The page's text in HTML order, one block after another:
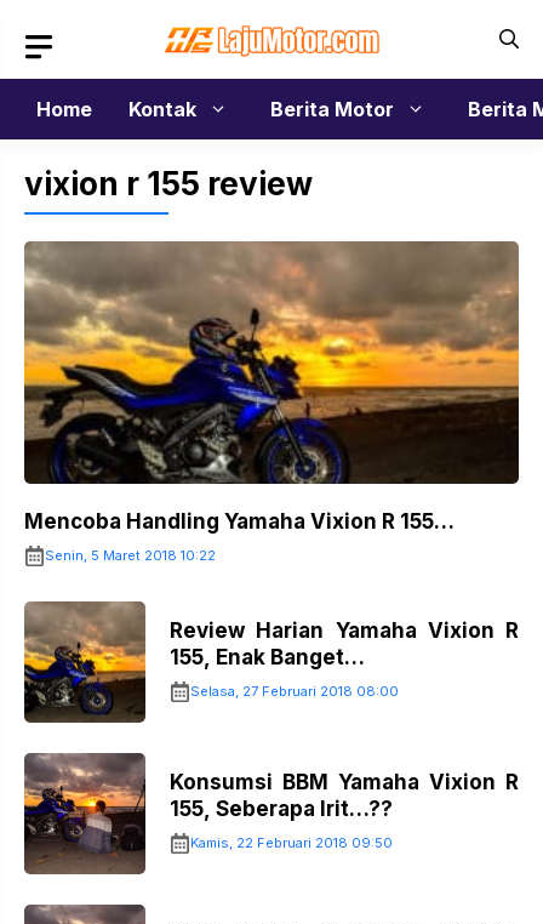
isi
Home
Kontak Berita Motor Berita
vixion r 155 review
Mencoba Handling Yamaha Vixion R 155…
Senin, 5 Maret 2018 10:22
Review Harian Yamaha Vixion R
155, Enak Banget…
Selasa, 27 Februari 2018 08:00
Konsumsi BBM Yamaha Vixion R
155, Seberapa Irit…??
Kamis, 22 Februari 2018 09:50